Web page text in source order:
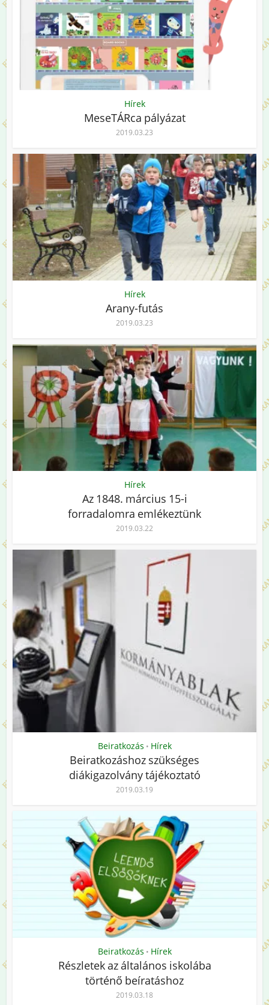
Hírek
MeseTÁRca pályázat
2019.03.23
Hírek
Arany-futás
2019.03.23
Hírek
Az 1848. március 15-i
forradalomra emlékeztünk
2019.03.22
Beiratkozás • Hírek
Beiratkozáshoz szükséges
diákigazolvány tájékoztató
2019.03.19
Beiratkozás • Hírek
Részletek az általános iskolába
történő beíratáshoz
2019.03.18